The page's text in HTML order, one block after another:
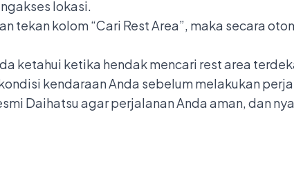
lokasi.
tekan kolom “Cari Rest Area”, maka secara
ketahui ketika hendak mencari rest area
kendaraan Anda sebelum melakukan
Daihatsuagar perjalanan Anda aman, dan